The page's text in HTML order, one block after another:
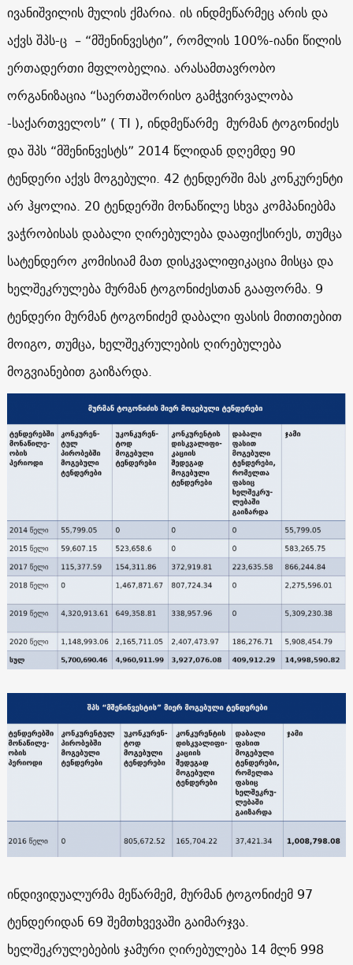
ივანიშვილის მულის ქმარია. ის ინდმეწარმეც არის და
აქვს შპს-ც – “მშენინვესტი”, რომლის 100%-იანი წილის
ერთადერთი მფლობელია. არასამთავრობო
ორგანიზაცია “საერთაშორისო გამჭვირვალობა
-საქართველოს” ( TI ), ინდმეწარმე მურმან ტოგონიძეს
და შპს “მშენინვესტს” 2014 წლიდან დღემდე 90
ტენდერი აქვს მოგებული. 42 ტენდერში მას კონკურენტი
არ ჰყოლია. 20 ტენდერში მონაწილე სხვა კომპანიებმა
ვაჭრობისას დაბალი ღირებულება დააფიქსირეს, თუმცა
სატენდერო კომისიამ მათ დისკვალიფიკაცია მისცა და
ხელშეკრულება მურმან ტოგონიძესთან გააფორმა. 9
ტენდერი მურმან ტოგონიძემ დაბალი ფასის მითითებით
მოიგო, თუმცა, ხელშეკრულების ღირებულება
მოგვიანებით გაიზარდა.
ინდივიდუალურმა მეწარმემ, მურმან ტოგონიძემ 97
ტენდერიდან 69 შემთხვევაში გაიმარჯვა.
ხელშეკრულებების ჯამური ღირებულება 14 მლნ 998